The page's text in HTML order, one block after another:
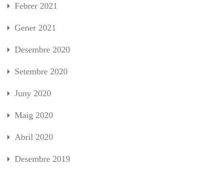
Febrer 2021
Gener 2021
Desembre 2020
Setembre 2020
Juny 2020
Maig 2020
Abril 2020
Desembre 2019